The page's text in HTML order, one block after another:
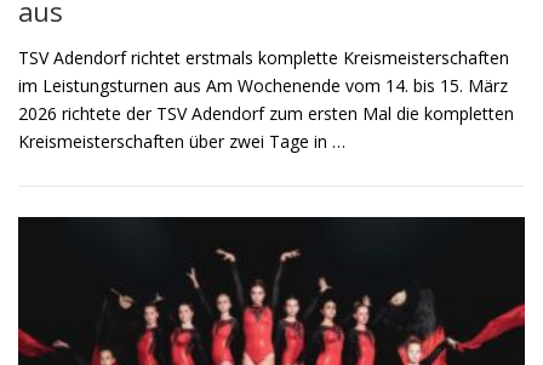
aus
TSV Adendorf richtet erstmals komplette Kreismeisterschaften
im Leistungsturnen aus Am Wochenende vom 14. bis 15. März
2026 richtete der TSV Adendorf zum ersten Mal die kompletten
Kreismeisterschaften über zwei Tage in …